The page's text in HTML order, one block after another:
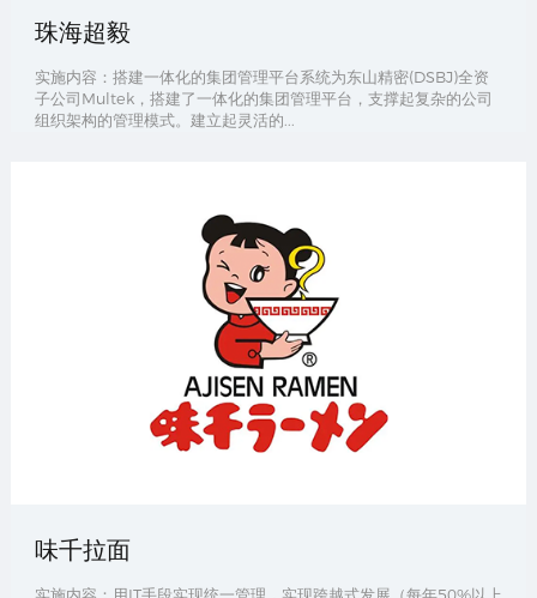
珠海超毅
实施内容：搭建一体化的集团管理平台系统为东山精密(DSBJ)全资
子公司Multek，搭建了一体化的集团管理平台，支撑起复杂的公司
组织架构的管理模式。建立起灵活的...
味千拉面